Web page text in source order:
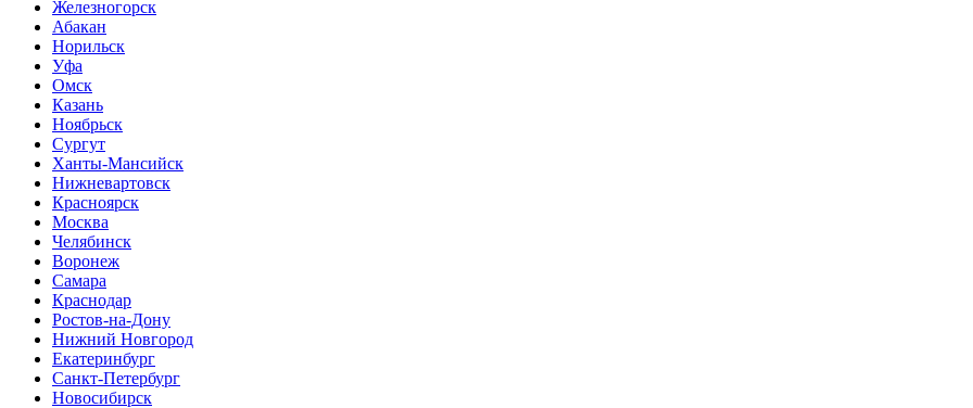
Железногорск
Абакан
Норильск
Уфа
Омск
Казань
Ноябрьск
Сургут
Ханты-Мансийск
Нижневартовск
Красноярск
Москва
Челябинск
Воронеж
Самара
Краснодар
Ростов-на-Дону
Нижний Новгород
Екатеринбург
Санкт-Петербург
Новосибирск